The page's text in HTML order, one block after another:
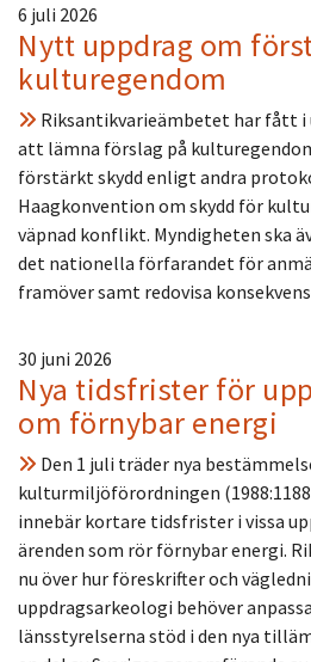
6 juli 2026
Nytt uppdrag om
kulturegendom
Riksantikvarieämbetet har fått i
att lämna förslag på
förstärkt skydd enligt andra
Haagkonvention om skydd för
väpnad konflikt. Myndigheten ska
det nationella förfarandet för
framöver samt redovisa
30 juni 2026
Nya tidsfrister för
om förnybar energi
Den 1 juli träder nya
kulturmiljöförordningen
innebär kortare tidsfrister i vissa
ärenden som rör förnybar energi.
nu över hur föreskrifter och
uppdragsarkeologi behöver
länsstyrelserna stöd i den nya